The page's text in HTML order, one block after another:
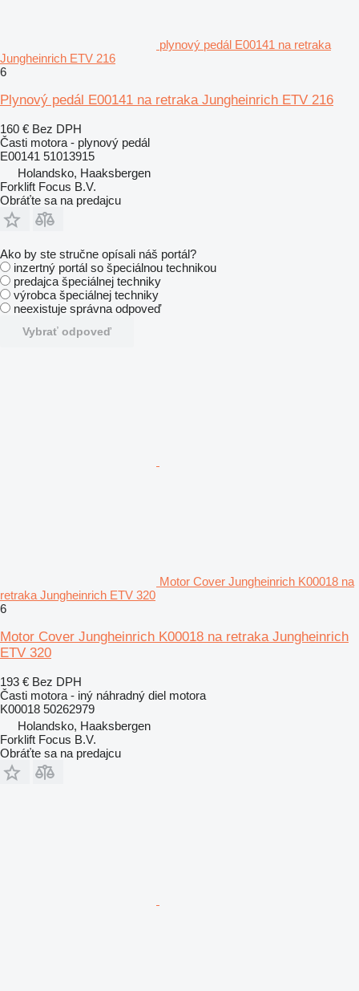
plynový pedál E00141 na retraka
Jungheinrich ETV 216
6
Plynový pedál E00141 na retraka Jungheinrich ETV 216
160 € Bez DPH
Časti motora - plynový pedál
E00141 51013915
Holandsko, Haaksbergen
Forklift Focus B.V.
Obráťte sa na predajcu
Ako by ste stručne opísali náš portál?
inzertný portál so špeciálnou technikou
predajca špeciálnej techniky
výrobca špeciálnej techniky
neexistuje správna odpoveď
Vybrať odpoveď
Motor Cover Jungheinrich K00018 na
retraka Jungheinrich ETV 320
6
Motor Cover Jungheinrich K00018 na retraka Jungheinrich
ETV 320
193 € Bez DPH
Časti motora - iný náhradný diel motora
K00018 50262979
Holandsko, Haaksbergen
Forklift Focus B.V.
Obráťte sa na predajcu